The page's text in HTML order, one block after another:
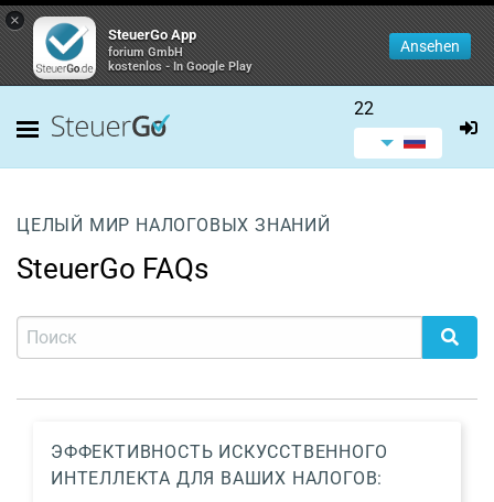
×
SteuerGo App
forium GmbH
kostenlos - In Google Play
Ansehen
22
ЦЕЛЫЙ МИР НАЛОГОВЫХ ЗНАНИЙ
SteuerGo FAQs
ЭФФЕКТИВНОСТЬ ИСКУССТВЕННОГО
ИНТЕЛЛЕКТА ДЛЯ ВАШИХ НАЛОГОВ: